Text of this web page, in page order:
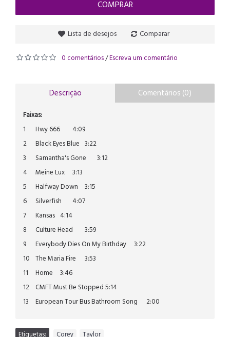
COMPRAR
Lista de desejos Comparar
0 comentários/Escreva um comentário
Descrição Comentários (0)
Faixas:
1
Hwy 666
4:09
2
Black Eyes Blue 3:22
3
Samantha's Gone
3:12
4
Meine Lux
3:13
5
Halfway Down
3:15
6
Silverfish
4:07
7
Kansas 4:14
8
Culture Head
3:59
9
Everybody Dies On My Birthday
3:22
10 The Maria Fire
3:53
11
Home
3:46
12 CMFT Must Be Stopped 5:14
13
European Tour Bus Bathroom Song 2:00
Etiquetas: Corey Taylor